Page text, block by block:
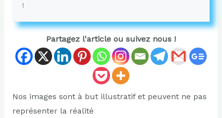
!
Partagez l'article ou suivez nous !
Nos images sont à but illustratif et peuvent ne pas
représenter la réalité